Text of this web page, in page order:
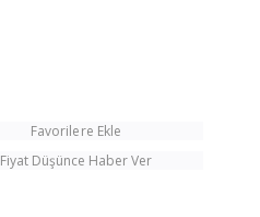
Favorilere Ekle
Fiyat Düşünce Haber Ver